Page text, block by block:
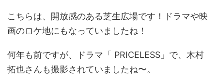
こちらは、開放感のある芝生広場です！ドラマや映
画のロケ地にもなっていましたね！
何年も前ですが、ドラマ「 PRICELESS」で、木村
拓也さんも撮影されていましたね〜。